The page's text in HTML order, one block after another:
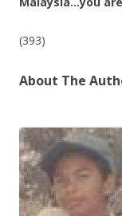
(393)
About The